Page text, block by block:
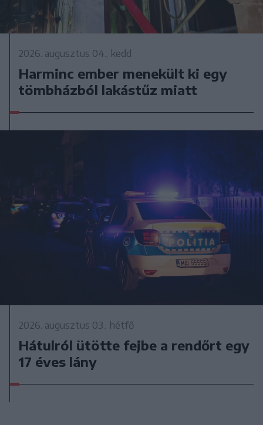
2026. augusztus 04., kedd
Harminc ember menekült ki egy
tömbházból lakástűz miatt
2026. augusztus 03., hétfő
Hátulról ütötte fejbe a rendőrt egy
17 éves lány